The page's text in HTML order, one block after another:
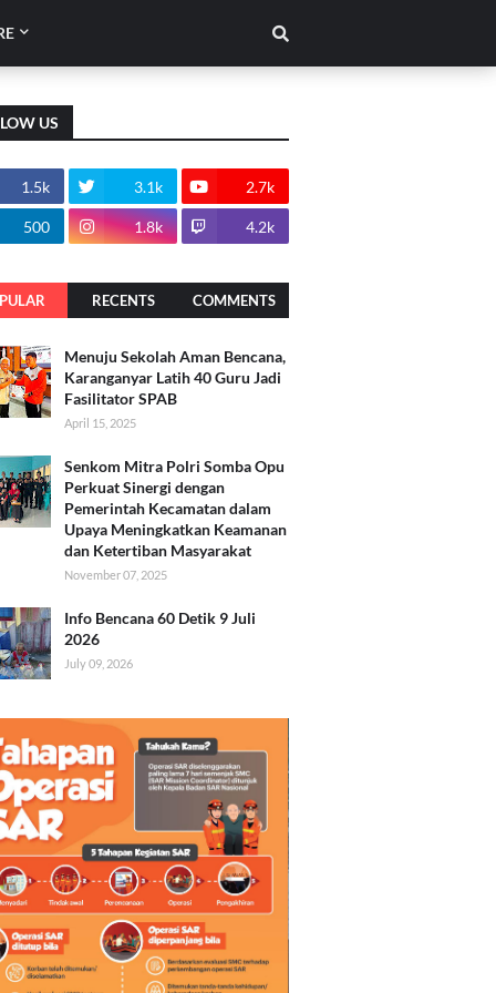
US
1.5k 3.1k 2.7k
500 1.8k 4.2k
RECENTS COMMENTS
Menuju Sekolah Aman Bencana,
Karanganyar Latih 40 Guru Jadi
Fasilitator SPAB
April 15, 2025
Senkom Mitra Polri Somba Opu
Perkuat Sinergi dengan
Pemerintah Kecamatan dalam
Upaya Meningkatkan Keamanan
dan Ketertiban Masyarakat
November 07, 2025
Info Bencana 60 Detik 9 Juli
2026
July 09, 2026